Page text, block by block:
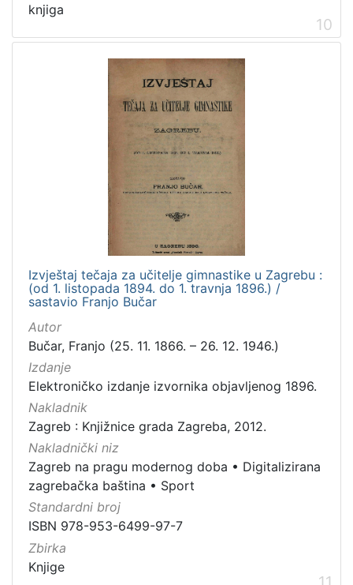
knjiga
10
Izvještaj tečaja za učitelje gimnastike u Zagrebu :
(od 1. listopada 1894. do 1. travnja 1896.) /
sastavio Franjo Bučar
Autor
Bučar, Franjo (25. 11. 1866. – 26. 12. 1946.)
Izdanje
Elektroničko izdanje izvornika objavljenog 1896.
Nakladnik
Zagreb : Knjižnice grada Zagreba, 2012.
Nakladnički niz
Zagreb na pragu modernog doba • Digitalizirana
zagrebačka baština • Sport
Standardni broj
ISBN 978-953-6499-97-7
Zbirka
Knjige